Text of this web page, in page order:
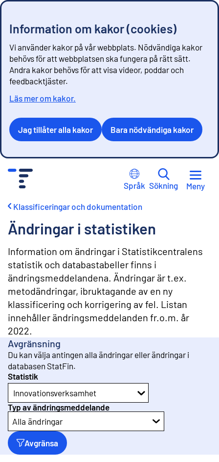
Information om kakor (cookies)
Vi använder kakor på vår webbplats. Nödvändiga kakor
behövs för att webbplatsen ska fungera på rätt sätt.
Andra kakor behövs för att visa videor, poddar och
feedbacktjäster.
Läs mer om kakor.
Jag tillåter alla kakor Bara nödvändiga kakor
Språk Sökning Meny
Klassificeringar och dokumentation
Ändringar i statistiken
Information om ändringar i Statistikcentralens
statistik och databastabeller finns i
ändringsmeddelandena. Ändringar är t.ex.
metodändringar, ibruktagande av en ny
klassificering och korrigering av fel. Listan
innehåller ändringsmeddelanden fr.o.m. år
2022.
Avgränsning
Du kan välja antingen alla ändringar eller ändringar i
databasen StatFin.
Statistik
Innovationsverksamhet
Typ av ändringsmeddelande
Alla ändringar
Avgränsa